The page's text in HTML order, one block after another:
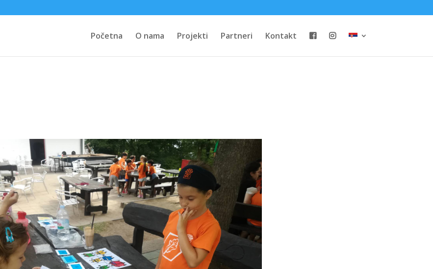
Početna O nama Projekti Partneri Kontakt